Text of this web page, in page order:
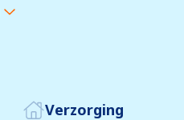
Verzorging